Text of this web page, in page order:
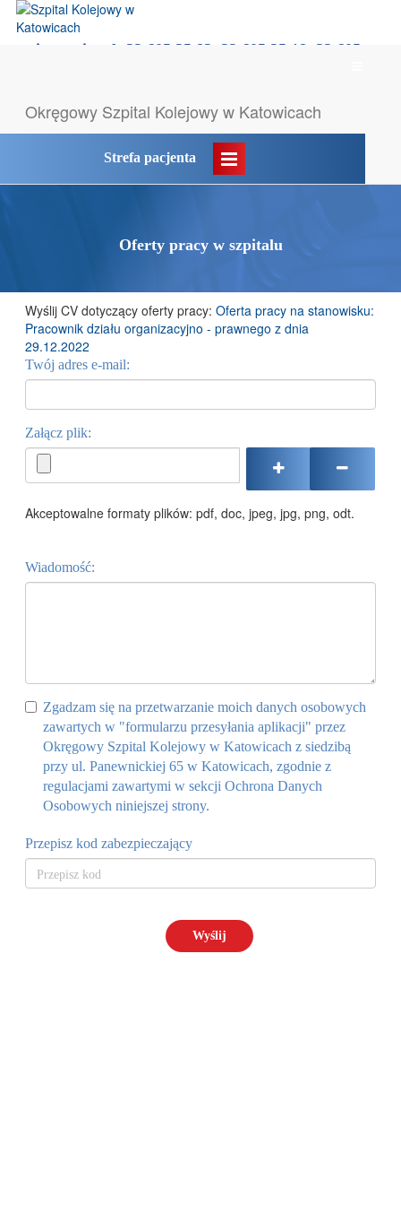
rejestracja tel: 32 605 35 83, 32 605 35 18, 32 605
Okręgowy Szpital Kolejowy w Katowicach
Strefa pacjenta
Oferty pracy w szpitalu
Wyślij CV dotyczący oferty pracy:Oferta pracy na stanowisku:
Pracownik działu organizacyjno - prawnego z dnia
29.12.2022
Twój adres e-mail:
Załącz plik:
Akceptowalne formaty plików: pdf, doc, jpeg, jpg, png, odt.
Wiadomość:
Zgadzam się na przetwarzanie moich danych osobowych
zawartych w "formularzu przesyłania aplikacji" przez
Okręgowy Szpital Kolejowy w Katowicach z siedzibą
przy ul. Panewnickiej 65 w Katowicach, zgodnie z
regulacjami zawartymi w sekcji Ochrona Danych
Osobowych niniejszej strony.
Przepisz kod zabezpieczający